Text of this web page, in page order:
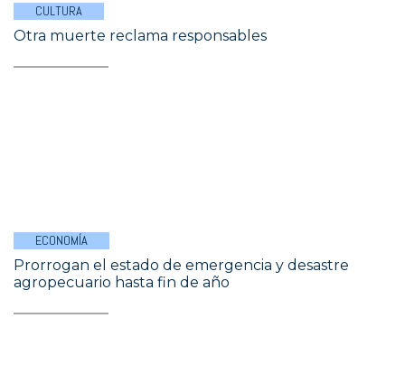
CULTURA
Otra muerte reclama responsables
ECONOMÍA
Prorrogan el estado de emergencia y desastre
agropecuario hasta fin de año